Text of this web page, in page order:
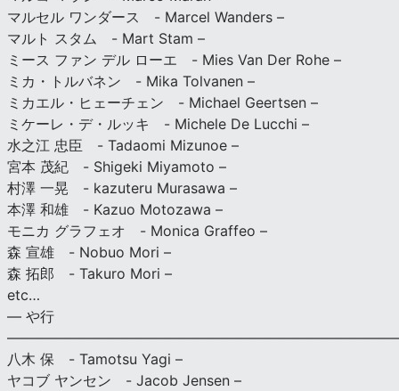
マルセル ワンダース - Marcel Wanders –
マルト スタム - Mart Stam –
ミース ファン デル ローエ - Mies Van Der Rohe –
ミカ・トルバネン - Mika Tolvanen –
ミカエル・ヒェーチェン - Michael Geertsen –
ミケーレ・デ・ルッキ - Michele De Lucchi –
水之江 忠臣 - Tadaomi Mizunoe –
宮本 茂紀 - Shigeki Miyamoto –
村澤 一晃 - kazuteru Murasawa –
本澤 和雄 - Kazuo Motozawa –
モニカ グラフェオ - Monica Graffeo –
森 宣雄 - Nobuo Mori –
森 拓郎 - Takuro Mori –
etc…
— や行
八木 保 - Tamotsu Yagi –
ヤコブ ヤンセン - Jacob Jensen –